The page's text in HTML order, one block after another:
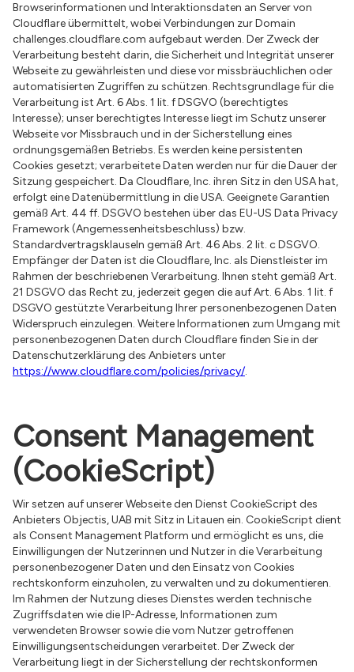
Browserinformationen und Interaktionsdaten an Server von
Cloudflare übermittelt, wobei Verbindungen zur Domain
challenges.cloudflare.com aufgebaut werden. Der Zweck der
Verarbeitung besteht darin, die Sicherheit und Integrität unserer
Webseite zu gewährleisten und diese vor missbräuchlichen oder
automatisierten Zugriffen zu schützen. Rechtsgrundlage für die
Verarbeitung ist Art. 6 Abs. 1 lit. f DSGVO (berechtigtes
Interesse); unser berechtigtes Interesse liegt im Schutz unserer
Webseite vor Missbrauch und in der Sicherstellung eines
ordnungsgemäßen Betriebs. Es werden keine persistenten
Cookies gesetzt; verarbeitete Daten werden nur für die Dauer der
Sitzung gespeichert. Da Cloudflare, Inc. ihren Sitz in den USA hat,
erfolgt eine Datenübermittlung in die USA. Geeignete Garantien
gemäß Art. 44 ff. DSGVO bestehen über das EU-US Data Privacy
Framework (Angemessenheitsbeschluss) bzw.
Standardvertragsklauseln gemäß Art. 46 Abs. 2 lit. c DSGVO.
Empfänger der Daten ist die Cloudflare, Inc. als Dienstleister im
Rahmen der beschriebenen Verarbeitung. Ihnen steht gemäß Art.
21 DSGVO das Recht zu, jederzeit gegen die auf Art. 6 Abs. 1 lit. f
DSGVO gestützte Verarbeitung Ihrer personenbezogenen Daten
Widerspruch einzulegen. Weitere Informationen zum Umgang mit
personenbezogenen Daten durch Cloudflare finden Sie in der
Datenschutzerklärung des Anbieters unter
https://www.cloudflare.com/policies/privacy/.
Consent Management
(CookieScript)
Wir setzen auf unserer Webseite den Dienst CookieScript des
Anbieters Objectis, UAB mit Sitz in Litauen ein. CookieScript dient
als Consent Management Platform und ermöglicht es uns, die
Einwilligungen der Nutzerinnen und Nutzer in die Verarbeitung
personenbezogener Daten und den Einsatz von Cookies
rechtskonform einzuholen, zu verwalten und zu dokumentieren.
Im Rahmen der Nutzung dieses Dienstes werden technische
Zugriffsdaten wie die IP-Adresse, Informationen zum
verwendeten Browser sowie die vom Nutzer getroffenen
Einwilligungsentscheidungen verarbeitet. Der Zweck der
Verarbeitung liegt in der Sicherstellung der rechtskonformen